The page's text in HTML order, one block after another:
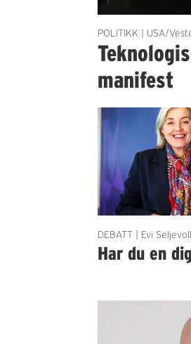
POLITIKK | USA/
manifest
DEBATT | Evi
Har du en